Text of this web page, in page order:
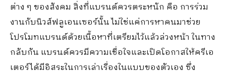
ต่าง ๆ ของสังคม สิ่งที่แบรนด์ควรตระหนัก คือ การร่วม
งานกับนิวส์ฟลูเอนเซอร์นั้นไม่ใช่แค่การหาคนมาช่วย
โปรโมทแบรนด์ด้วยเนื้อหาที่เตรียมไว้แล้วล่วงหน้า ในทาง
กลับกัน แบรนด์ควรมีความเชื่อใจและเปิดโอกาสให้ครีเอ
เตอร์ได้มีอิสระในการเล่าเรื่องในแบบของตัวเอง ซึ่ง